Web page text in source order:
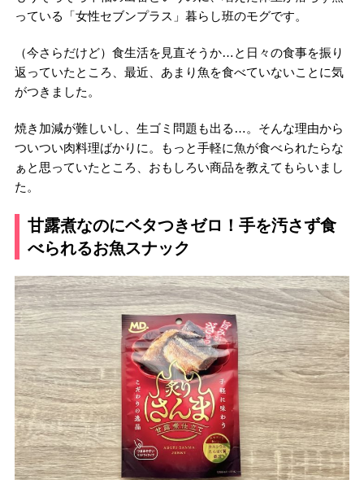
っている「女性セブンプラス」暮らし班のモグです。
（今さらだけど）食生活を見直そうか…と日々の食事を振り
返っていたところ、最近、あまり魚を食べていないことに気
がつきました。
焼き加減が難しいし、生ゴミ問題も出る…。そんな理由から
ついつい肉料理ばかりに。もっと手軽に魚が食べられたらな
ぁと思っていたところ、おもしろい商品を教えてもらいまし
た。
甘露煮なのにベタつきゼロ！手を汚さず食
べられるお魚スナック